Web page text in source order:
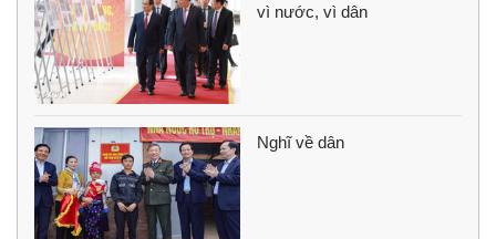
vì nước, vì dân
Nghĩ về dân